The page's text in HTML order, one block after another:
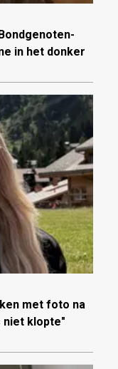
in het donker
met foto na
klopte"